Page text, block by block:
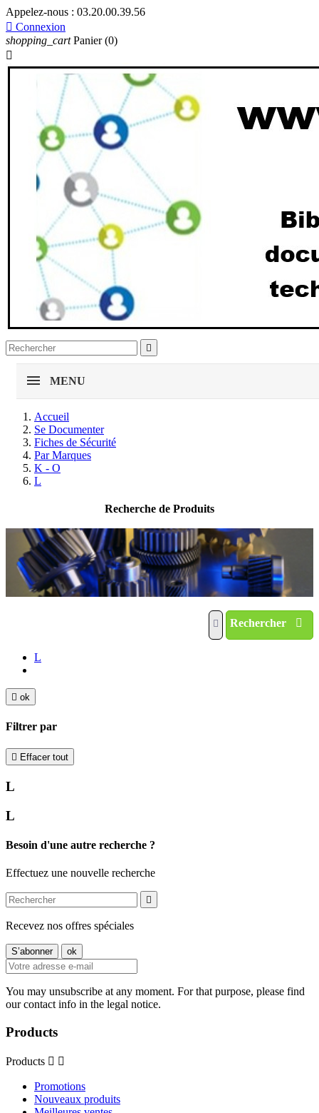
Appelez-nous : 03.20.00.39.56
 Connexion
shopping_cart Panier (0)


MENU
Accueil
Se Documenter
Fiches de Sécurité
Par Marques
K - O
L
Recherche de Produits
Rechercher
L
 ok
Filtrer par
 Effacer tout
L
L
Besoin d'une autre recherche ?
Effectuez une nouvelle recherche

Recevez nos offres spéciales
You may unsubscribe at any moment. For that purpose, please find
our contact info in the legal notice.
Products
Products  
Promotions
Nouveaux produits